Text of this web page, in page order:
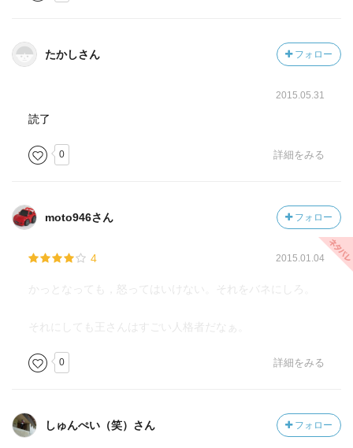
たかしさん フォロー
2015.05.31
読了
0 詳細をみる
moto946さん フォロー
4 2015.01.04
かっとなっても，怒ってはいけない。それをバネにしろ。
それにしても王さんはすごい人格者だなぁ。
0 詳細をみる
しゅんぺい（笑）さん フォロー